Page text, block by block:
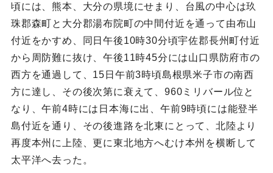
頃には、熊本、大分の県境にせまり、台風の中心は玖
珠郡森町と大分郡湯布院町の中間付近を通って由布山
付近をかすめ、同日午後10時30分頃宇佐郡長州町付近
から周防難に抜け、午後11時45分には山口県防府市の
西方を通過して、15日午前3時頃島根県米子市の南西
方に達し、その後次第に衰えて、960ミリバール位と
なり、午前4時には日本海に出、午前9時頃には能登半
島付近を通り、その後進路を北東にとって、北陸より
再度本州に上陸、更に東北地方へむけ本州を横断して
太平洋へ去った。